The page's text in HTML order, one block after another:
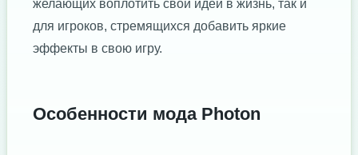
желающих воплотить свои идеи в жизнь, так и
для игроков, стремящихся добавить яркие
эффекты в свою игру.
Особенности мода Photon